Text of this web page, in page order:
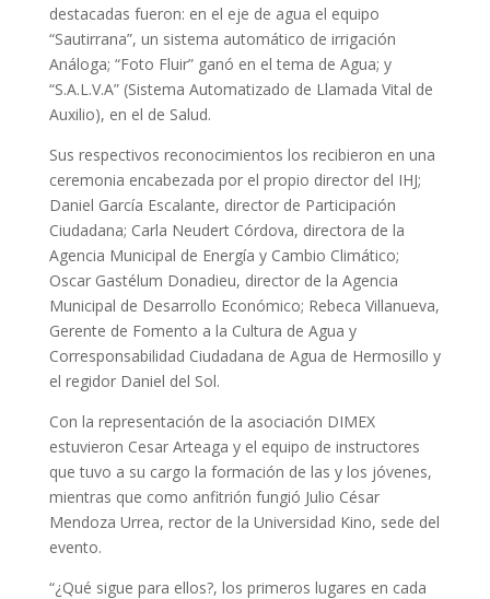
destacadas fueron: en el eje de agua el equipo
“Sautirrana”, un sistema automático de irrigación
Análoga; “Foto Fluir” ganó en el tema de Agua; y
“S.A.L.V.A” (Sistema Automatizado de Llamada Vital de
Auxilio), en el de Salud.
Sus respectivos reconocimientos los recibieron en una
ceremonia encabezada por el propio director del IHJ;
Daniel García Escalante, director de Participación
Ciudadana; Carla Neudert Córdova, directora de la
Agencia Municipal de Energía y Cambio Climático;
Oscar Gastélum Donadieu, director de la Agencia
Municipal de Desarrollo Económico; Rebeca Villanueva,
Gerente de Fomento a la Cultura de Agua y
Corresponsabilidad Ciudadana de Agua de Hermosillo y
el regidor Daniel del Sol.
Con la representación de la asociación DIMEX
estuvieron Cesar Arteaga y el equipo de instructores
que tuvo a su cargo la formación de las y los jóvenes,
mientras que como anfitrión fungió Julio César
Mendoza Urrea, rector de la Universidad Kino, sede del
evento.
“¿Qué sigue para ellos?, los primeros lugares en cada